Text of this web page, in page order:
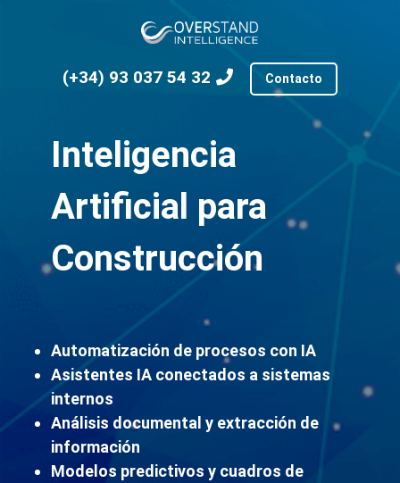
(+34) 93 037 54 32 Contacto
Inteligencia
Artificial para
Construcción
Automatización de procesos con IA
Asistentes IA conectados a sistemas
internos
Análisis documental y extracción de
información
Modelos predictivos y cuadros de